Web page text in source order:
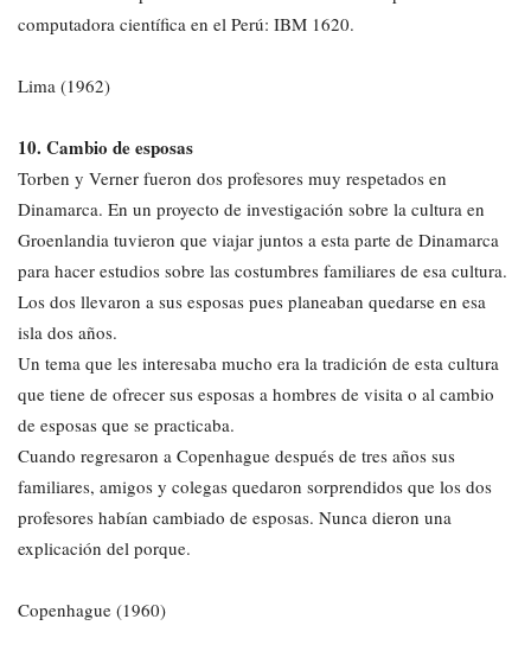
computadora científica en el Perú: IBM 1620.
Lima (1962)
10. Cambio de esposas
Torben y Verner fueron dos profesores muy respetados en
Dinamarca. En un proyecto de investigación sobre la cultura en
Groenlandia tuvieron que viajar juntos a esta parte de Dinamarca
para hacer estudios sobre las costumbres familiares de esa cultura.
Los dos llevaron a sus esposas pues planeaban quedarse en esa
isla dos años.
Un tema que les interesaba mucho era la tradición de esta cultura
que tiene de ofrecer sus esposas a hombres de visita o al cambio
de esposas que se practicaba.
Cuando regresaron a Copenhague después de tres años sus
familiares, amigos y colegas quedaron sorprendidos que los dos
profesores habían cambiado de esposas. Nunca dieron una
explicación del porque.
Copenhague (1960)